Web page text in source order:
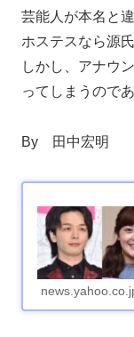
芸能人が本名と
ホステスなら源氏
しかし、アナウ
ってしまうのであ
By 田中宏明